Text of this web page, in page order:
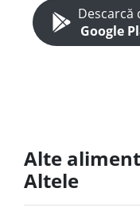
Descarcă
Google
Alte
Altele